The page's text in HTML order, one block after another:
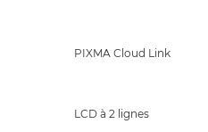
PIXMA Cloud Link
LCD à 2 lignes